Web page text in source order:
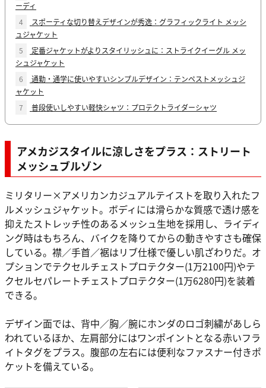
ーディ
4
スポーティな切り替えデザインが秀逸：グラフィックライト メッシ
ュジャケット
5
定番ジャケットがよりスタイリッシュに：ストライクイーグル メッ
シュジャケット
6
通勤・通学に使いやすいシンプルデザイン：テンペストメッシュジ
ャケット
7
普段使いしやすい軽快シャツ：プロテクトライダーシャツ
アメカジスタイルに涼しさをプラス：ストリート
メッシュブルゾン
ミリタリー×アメリカンカジュアルテイストを取り入れたフ
ルメッシュジャケット。ボディには滑らかな質感で透け感を
抑えたストレッチ性のあるメッシュ生地を採用し、ライディ
ング時はもちろん、バイクを降りてからの動きやすさも確保
している。襟／手首／裾はリブ仕様で優しい肌ざわりだ。オ
プションでテクセルチェストプロテクター(1万2100円)やテ
クセルセパレートチェストプロテクター(1万6280円)を装着
できる。
デザイン面では、背中／胸／腕にホンダのロゴ刺繍があしら
われているほか、左肩部分にはワンポイントとなる赤いフラ
イトタグをプラス。腹部の左右には便利なファスナー付きポ
ケットを備えている。